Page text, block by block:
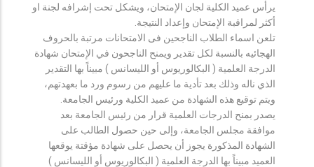
يرأس عميد الكلية لجان الإمتحان، ويشكل تحت إشرافه لجنة او
أكثر لمراقبة الإمتحان وإعداد النتيجة.
تلعن اسماء الطلاب الناجحين فى الامتحانات مرتبة بالحروف
الهجائيه بالنسبة لكل تقدير ويمنح الناجحون في الإمتحان شهادة
الدرجة العلمية ( البكالوريوس أو الليسانس ) مبيناً بها التقدير
الذي ناله وذلك بعد تأدية ما عليهم من رسوم ورد ما بعهدتهم،
ويتم توقيع هذه الشهادة من عميد الكلية ورئيس الجامعة.
يصدر بمنح الدرجات العلمية قرار من رئيس الجامعة بعد
موافقة مجلس الجامعة، وإلى حين حصول الطالب على
الشهادة المذكورة يجوز أن يحصل على شهادة مؤقتة يوقعها
العميد مبيناً بها الدرجة العلمية ( البكالوريوس أو الليسانس )